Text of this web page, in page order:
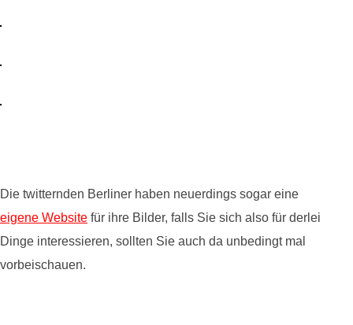
Die twitternden Berliner haben neuerdings sogar eine
eigene Website für ihre Bilder, falls Sie sich also für derlei
Dinge interessieren, sollten Sie auch da unbedingt mal
vorbeischauen.